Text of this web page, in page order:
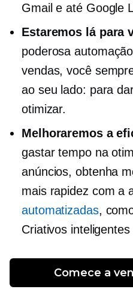
Gmail e até Google
Estaremos lá para
poderosa
vendas, você
ao seu lado: para
otimizar.
Melhoraremos a
gastar tempo na
anúncios, obtenha
mais rapidez com a
automatizadas,
Criativos
Comece a